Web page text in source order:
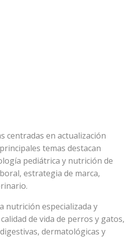
centradas en actualización
temas destacan
pediátrica y nutrición de
estrategia de marca,
nutrición especializada y
de vida de perros y gatos,
dermatológicas y